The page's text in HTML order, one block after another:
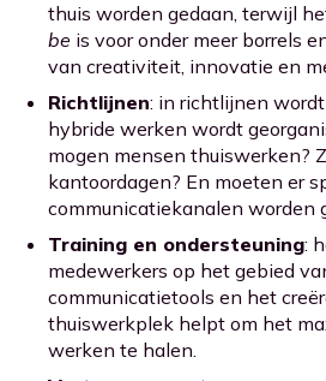
thuis worden gedaan, terwijl
be is voor onder meer borrels
van creativiteit, innovatie en
Richtlijnen: in richtlijnen
hybride werken wordt
mogen mensen thuiswerken?
kantoordagen? En moeten er
communicatiekanalen worden
Training en ondersteuning:
medewerkers op het gebied
communicatietools en het
thuiswerkplek helpt om het
werken te halen.